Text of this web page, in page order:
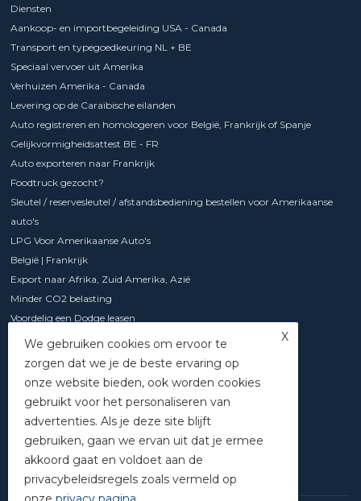
Diensten
Aankoop- en importbegeleiding USA - Canada
Transport en typegoedkeuring NL + BE
Speciaal vervoer uit Amerika
Verhuizen Amerika - Canada
Levering op de Caraïbische eilanden
Auto registreren en homologeren voor België, Frankrijk of Spanje
Gelijkvormigheidsattest BE - FR
Auto exporteren naar Frankrijk
Foodtruck gezocht?
Sleutel / reservesleutel / afstandsbediening bestellen voor Amerikaanse
auto's
LPG Voor Amerikaanse Auto's
België | Frankrijk
Export naar Afrika, Zuid Amerika, Azië
Minder CO2 belasting
Voordelig een Dodge leasen
Chevrolet Express met 6.6 l V8 motor
GMC Hummer EV 1000 PK en 100% elektrisch
Beoordelingen
B-to-B
Contact formulier
Goodwood Festival of Speed
We gebruiken cookies om ervoor te
zorgen dat we je de beste ervaring op
onze website bieden, ook worden cookies
gebruikt voor het personaliseren van
advertenties. Als je deze site blijft
gebruiken, gaan we ervan uit dat je ermee
akkoord gaat en voldoet aan de
privacybeleidsregels zoals vermeld op
X